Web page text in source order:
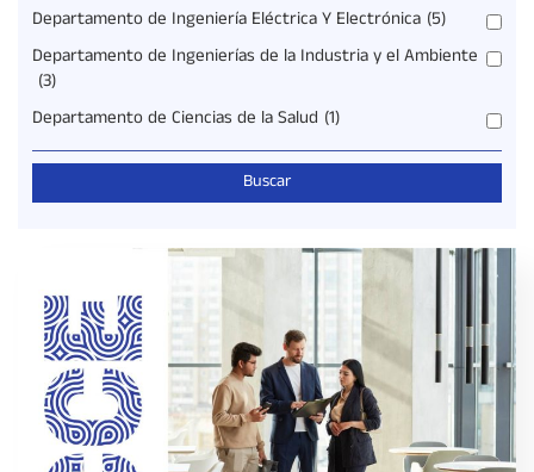
Departamento de Ingeniería Eléctrica Y Electrónica (5)
Departamento de Ingenierías de la Industria y el Ambiente
(3)
Departamento de Ciencias de la Salud (1)